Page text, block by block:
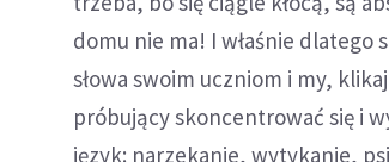
domu nie ma! I właśnie
słowa swoim uczniom i my,
próbujący skoncentrować się i
język: narzekanie, wytykanie,